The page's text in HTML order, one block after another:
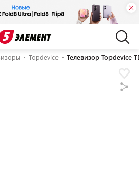
Topdevice Телевизор Topdevice